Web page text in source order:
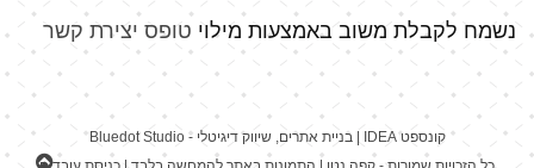
נשמח לקבלת משוב באמצעות מילוי טופס יצירת קשר
קונספטIDEA | בניית אתרים,שיווק דיגיטלי - Bluedot Studio